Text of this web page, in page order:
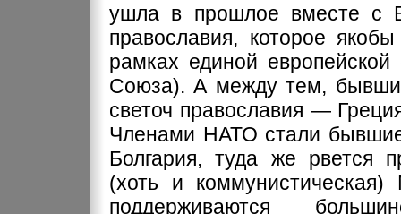
ушла в прошлое вместе с
православия, которое
рамках единой
Союза). А между тем,
светоч православия —
Членами НАТО стали
Болгария, туда же рвется
(хоть и
поддерживаются